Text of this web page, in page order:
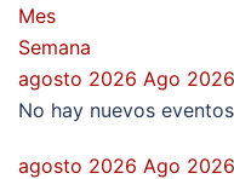
Mes
Semana
agosto 2026 Ago 2026
No hay nuevos
agosto 2026 Ago 2026